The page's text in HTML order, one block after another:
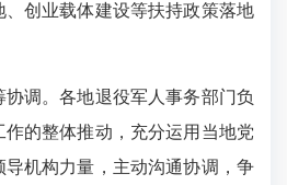
创业载体建设等扶持政策落地
调。各地退役军人事务部门负
的整体推动，充分运用当地党
机构力量，主动沟通协调，争